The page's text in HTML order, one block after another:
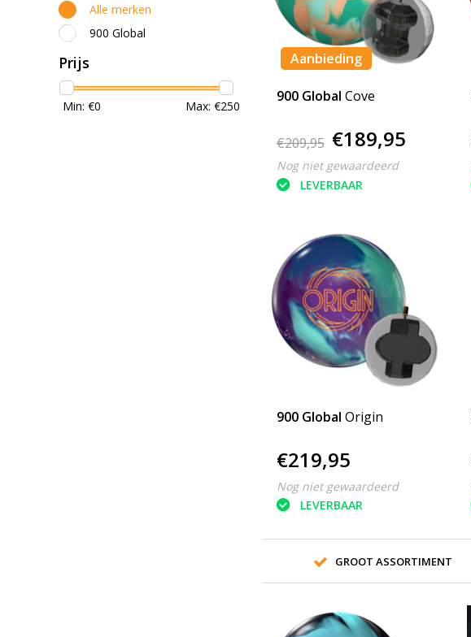
Alle merken
900 Global
Prijs
Min: €0 Max: €250
Aanbieding
900 Global Cove
€209,95 €189,95
Nog niet gewaardeerd
LEVERBAAR
900 Global Origin
€219,95
Nog niet gewaardeerd
LEVERBAAR
GROOT ASSORTIMENT